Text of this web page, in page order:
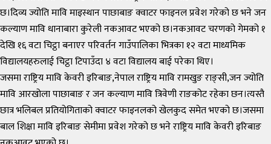
छ।दिव्य ज्योति मावि माइस्थान पाछाबाङ क्वाटर फाइनल प्रवेश गरेको छ भने जन
कल्याण मावि धानाबारा कुरेली नकआवट भएको छ।नकआवट चरणको गेमको १
देखि १६ वटा चिट्ठा बनाएर परिवर्तन गाउँपालिका भित्रका १२ वटा माध्यमिक
विद्यालयहरुलाई चिट्ठा टिपाउँदा ४ वटा विद्यालय बाई परेका थिए।
जसमा राष्ट्रिय मावि केवरी इरिबाङ,नेपाल राष्ट्रिय मावि रामखुङ राङ्सी,जन ज्योति
मावि आरखोला पाछाबाङ र जन कल्याण मावि त्रिवेणी राङकोट रहेका छन।त्यस्तै
छात्र भलिबल प्रतियोगिताको क्वाटर फाइनलको खेलकुद समेत भएको छ।जसमा
बाल शिक्षा मावि इरिबाङ सेमीमा प्रवेश गरेको छ भने राष्ट्रिय मावि केवरी इरिबाङ